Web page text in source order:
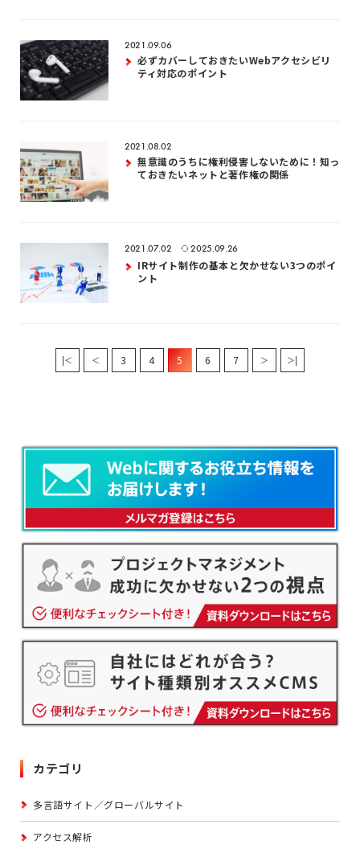
2021.09.06
必ずカバーしておきたいWebアクセシビリ
ティ対応のポイント
2021.08.02
無意識のうちに権利侵害しないために！知っ
ておきたいネットと著作権の関係
2021.07.02 2025.09.26
IRサイト制作の基本と欠かせない3つのポイ
ント
|＜ ＜ 3 4 5 6 7 ＞ ＞|
カテゴリ
多言語サイト／グローバルサイト
アクセス解析